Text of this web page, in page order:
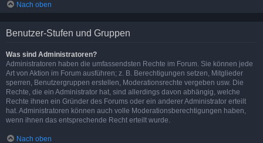
Nach oben
Benutzer-Stufen und Gruppen
Was sind Administratoren?
Administratoren haben die umfassendsten Rechte im Forum. Sie können jede
Art von Aktion im Forum ausführen; z. B. Berechtigungen setzen, Mitglieder
sperren, Benutzergruppen erstellen, Moderationsrechte vergeben usw. Die
Rechte, die ein Administrator hat, sind allerdings davon abhängig, welche
Rechte ihnen ein Gründer des Forums oder ein anderer Administrator erteilt
hat. Administratoren können auch volle Moderationsberechtigungen haben,
wenn ihnen das entsprechende Recht erteilt wurde.
Nach oben